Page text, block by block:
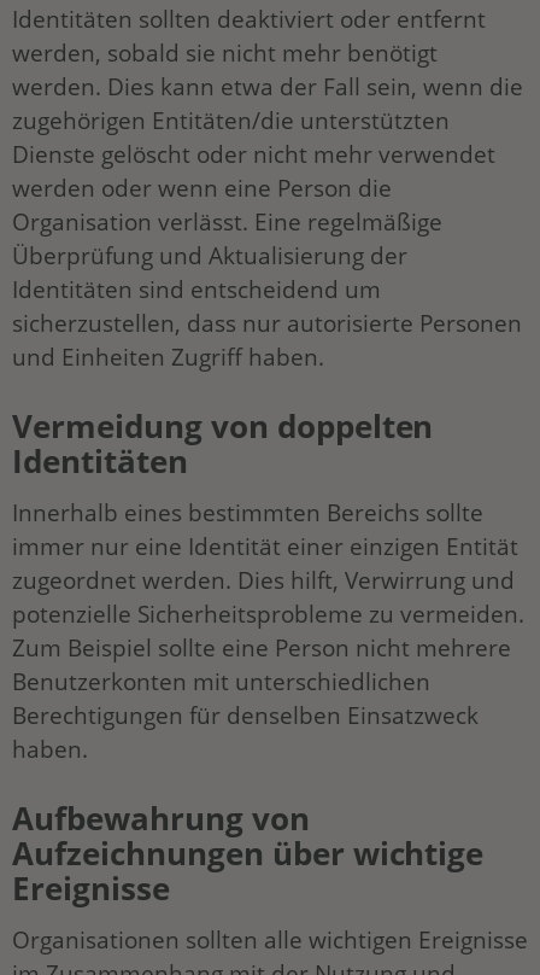
Identitäten sollten deaktiviert oder entfernt
werden, sobald sie nicht mehr benötigt
werden. Dies kann etwa der Fall sein, wenn die
zugehörigen Entitäten/die unterstützten
Dienste gelöscht oder nicht mehr verwendet
werden oder wenn eine Person die
Organisation verlässt. Eine regelmäßige
Überprüfung und Aktualisierung der
Identitäten sind entscheidend um
sicherzustellen, dass nur autorisierte Personen
und Einheiten Zugriff haben.
Vermeidung von doppelten
Identitäten
Innerhalb eines bestimmten Bereichs sollte
immer nur eine Identität einer einzigen Entität
zugeordnet werden. Dies hilft, Verwirrung und
potenzielle Sicherheitsprobleme zu vermeiden.
Zum Beispiel sollte eine Person nicht mehrere
Benutzerkonten mit unterschiedlichen
Berechtigungen für denselben Einsatzweck
haben.
Aufbewahrung von
Aufzeichnungen über wichtige
Ereignisse
Organisationen sollten alle wichtigen Ereignisse